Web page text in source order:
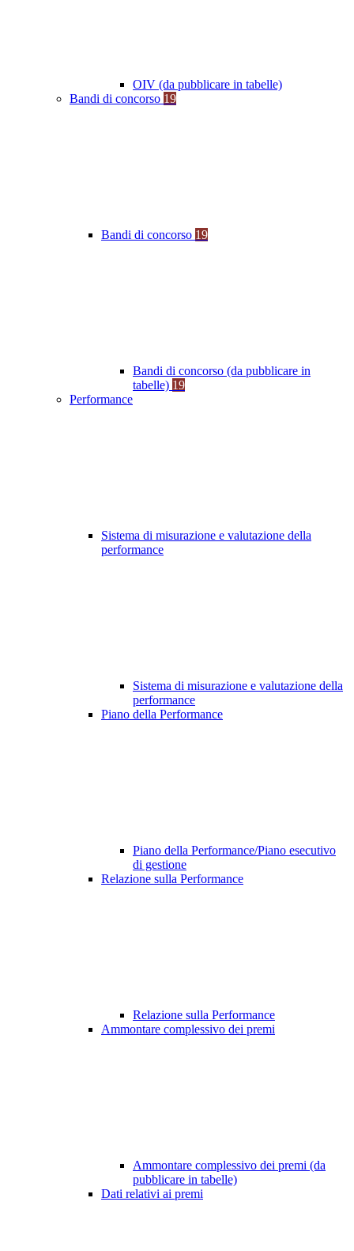
OIV (da pubblicare in tabelle)
Bandi di concorso 19
Bandi di concorso 19
Bandi di concorso (da pubblicare in
tabelle) 19
Performance
Sistema di misurazione e valutazione della
performance
Sistema di misurazione e valutazione della
performance
Piano della Performance
Piano della Performance/Piano esecutivo
di gestione
Relazione sulla Performance
Relazione sulla Performance
Ammontare complessivo dei premi
Ammontare complessivo dei premi (da
pubblicare in tabelle)
Dati relativi ai premi